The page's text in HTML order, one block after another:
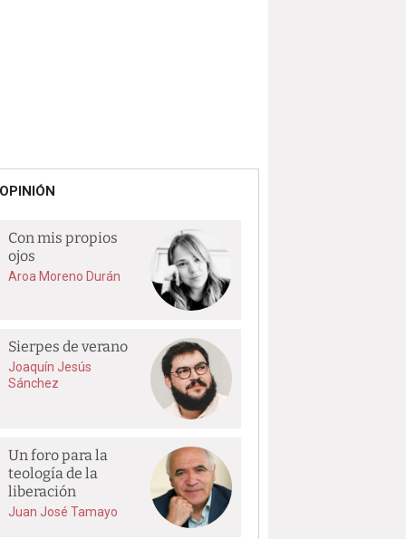
OPINIÓN
Con mis propios
ojos
Aroa Moreno Durán
Sierpes de verano
Joaquín Jesús
Sánchez
Un foro para la
teología de la
liberación
Juan José Tamayo